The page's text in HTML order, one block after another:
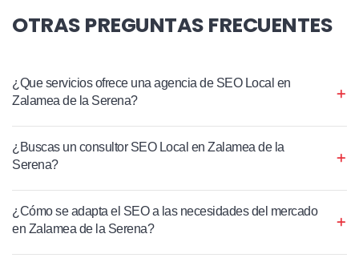
OTRAS PREGUNTAS FRECUENTES
¿Que servicios ofrece una agencia de SEO Local en
Zalamea de la Serena?
¿Buscas un consultor SEO Local en Zalamea de la
Serena?
¿Cómo se adapta el SEO a las necesidades del mercado
en Zalamea de la Serena?